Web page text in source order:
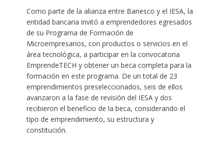
Como parte de la alianza entre Banesco y el IESA, la
entidad bancaria invitó a emprendedores egresados
de su Programa de Formación de
Microempresarios, con productos o servicios en el
área tecnológica, a participar en la convocatoria
EmprendeTECH y obtener un beca completa para la
formación en este programa. De un total de 23
emprendimientos preseleccionados, seis de ellos
avanzaron a la fase de revisión del IESA y dos
recibieron el beneficio de la beca, considerando el
tipo de emprendimiento, su estructura y
constitución.